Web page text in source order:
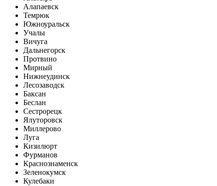
Алапаевск
Темрюк
Южноуральск
Учалы
Вичуга
Дальнегорск
Протвино
Мирный
Нижнеудинск
Лесозаводск
Баксан
Беслан
Сестрорецк
Ялуторовск
Миллерово
Луга
Кизилюрт
Фурманов
Краснознаменск
Зеленокумск
Кулебаки